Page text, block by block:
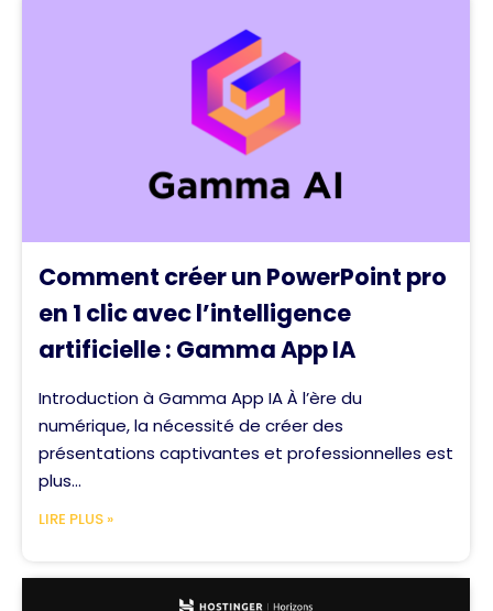
Comment créer un PowerPoint pro
en 1 clic avec l’intelligence
artificielle : Gamma App IA
Introduction à Gamma App IA À l’ère du
numérique, la nécessité de créer des
présentations captivantes et professionnelles est
plus...
LIRE PLUS »